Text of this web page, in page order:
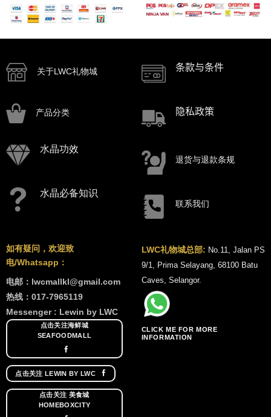
关于LWC礼物城
产品分类
水晶功效
水晶必备知识
条款与条件
隐私政策
退货与退款条规
联系我们
如有疑问，欢迎致
电/Whatsapp：
电邮：lwcmallkl@gmail.com
热线：017-7965119
Messenger : Lewin by LWC
点击关注海鲜城
SEAFOODMALL
点击关注 LEWIN BY LWC
点击关注 美食城
HOMEBOXCITY
LWC礼物城总部: No.11, Jalan PS
9/1, Prima Selayang, 68100 Batu
Caves, Selangor.
CLICK ME FOR MORE
INFORMATION